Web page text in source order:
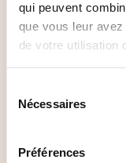
qui peuvent
que vous leur
de votre utilisation
Nécessaires
Préférences
+32 (0)2
Luxembourg